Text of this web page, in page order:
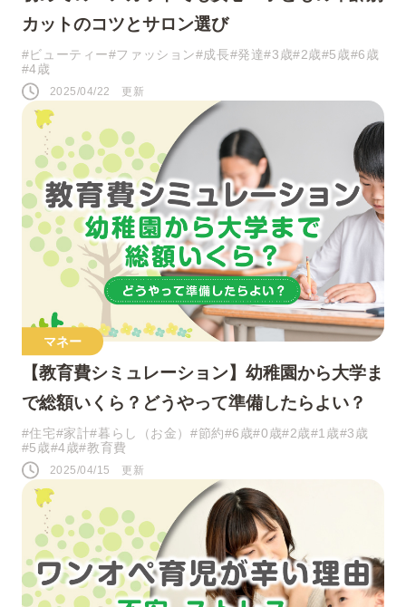
カットのコツとサロン選び
#ビューティー#ファッション#成長#発達#3歳#2歳#5歳#6歳
#4歳
2025/04/22 更新
マネー
【教育費シミュレーション】幼稚園から大学ま
で総額いくら？どうやって準備したらよい？
#住宅#家計#暮らし（お金） #節約#6歳#0歳#2歳#1歳#3歳
#5歳#4歳#教育費
2025/04/15 更新